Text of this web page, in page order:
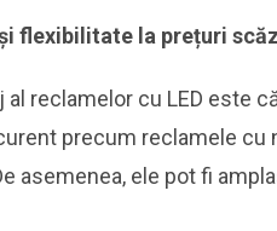
flexibilitate la prețuri
al reclamelor cu LED este
precum reclamele cu
asemenea, ele pot fi